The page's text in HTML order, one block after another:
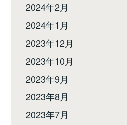
2024年2月
2024年1月
2023年12月
2023年10月
2023年9月
2023年8月
2023年7月